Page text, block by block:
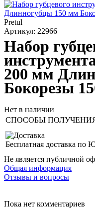
Pretul
Артикул: 22966
Набор
200 мм
Бокорезы
Нет в наличии
СПОСОБЫ
Бесплатная доставка по
Не является публичной
Общая информация
Отзывы и вопросы
Пока нет комментариев